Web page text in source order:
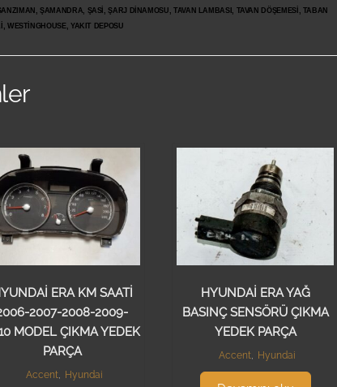
ŞAMANDRA, ŞASİ, ŞARJ DİNAMOSU, TAVAN LAMBASI, TAVAN DÖŞEMESİ, TABAN
WESTİNGHOUSE, YAKIT DEPOSU
ERA KM SAATİ
2007-2008-2009-
MODEL ÇIKMA YEDEK
PARÇA
Accent, Hyundai
HYUNDAİ ERA YAĞ
BASINÇ SENSÖRÜ ÇIKMA
YEDEK PARÇA
Accent, Hyundai